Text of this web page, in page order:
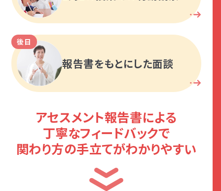
後日
報告書をもとにした面談
アセスメント報告書による
丁寧なフィードバックで
関わり方の手立てがわかりやすい